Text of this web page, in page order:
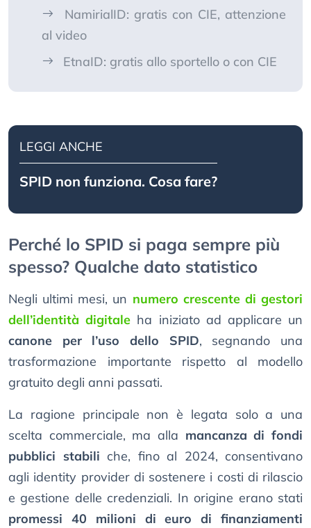
NamirialID: gratis con CIE, attenzione
al video
EtnaID: gratis allo sportello o con CIE
LEGGI ANCHE
SPID non funziona. Cosa fare?
Perché lo SPID si paga sempre più
spesso? Qualche dato statistico
Negli ultimi mesi, un numero crescente di gestori
dell’identità digitale ha iniziato ad applicare un
canone per l’uso dello SPID, segnando una
trasformazione importante rispetto al modello
gratuito degli anni passati.
La ragione principale non è legata solo a una
scelta commerciale, ma alla mancanza di fondi
pubblici stabili che, fino al 2024, consentivano
agli identity provider di sostenere i costi di rilascio
e gestione delle credenziali. In origine erano stati
promessi 40 milioni di euro di finanziamenti